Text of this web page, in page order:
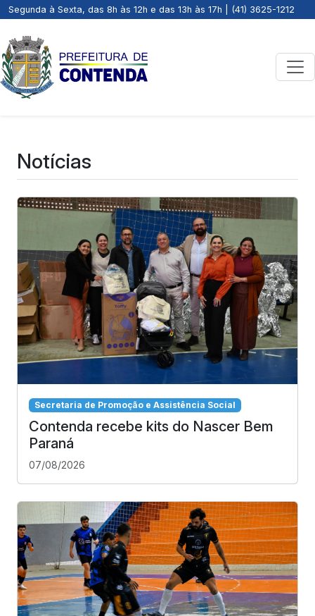
Segunda à Sexta, das 8h às 12h e das 13h às 17h | (41) 3625-1212
Notícias
Secretaria de Promoção e Assistência Social
Contenda recebe kits do Nascer Bem
Paraná
07/08/2026